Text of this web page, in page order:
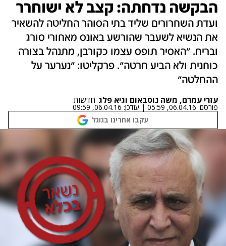
הבקשה נדחתה: קצב לא ישוחרר
ועדת השחרורים שליד בתי הסוהר החליטה להשאיר
את הנשיא לשעבר שהורשע באונס מאחורי סורג
ובריח. "האסיר תופס עצמו כקורבן, מתנהל בצורה
כוחנית ולא הביע חרטה". פרקליטו: "נערער על
ההחלטה"
עזרי עמרם, משה נוסבאום וגיא פלג חדשות
פורסם: 06.04.16, 05:59
| עודכן: 06.04.16, 09:59
עקבו אחרינו בגוגל